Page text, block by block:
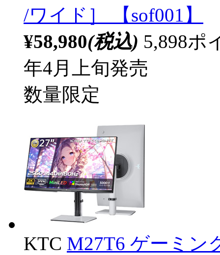
/ワイド］ 【sof001】
¥58,980(税込) 5,898ポ
年4月上旬発売
数量限定
KTC M27T6 ゲーミン